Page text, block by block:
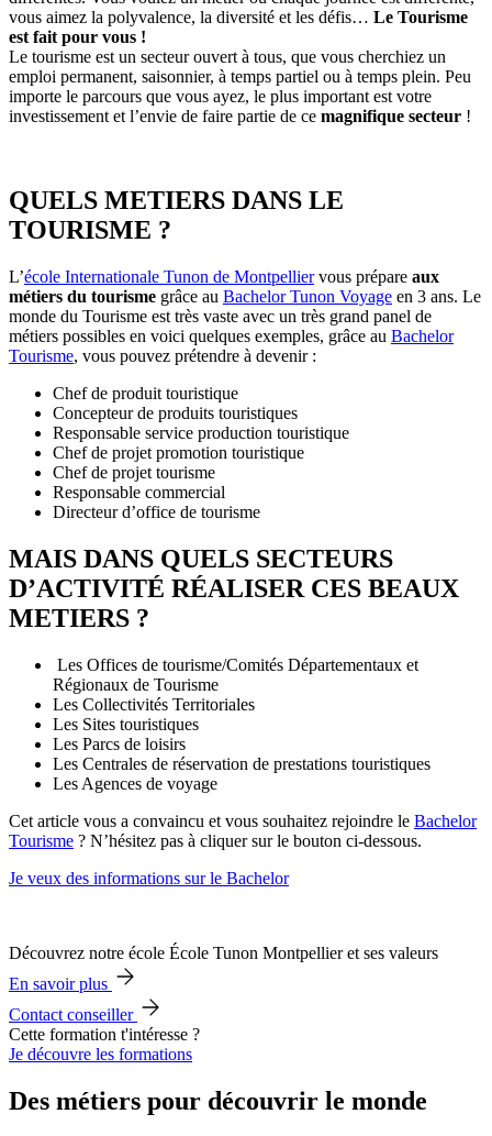
vous aimez la polyvalence, la diversité et les défis… Le Tourisme
est fait pour vous !
Le tourisme est un secteur ouvert à tous, que vous cherchiez un
emploi permanent, saisonnier, à temps partiel ou à temps plein. Peu
importe le parcours que vous ayez, le plus important est votre
investissement et l’envie de faire partie de ce magnifique secteur !
QUELS METIERS DANS LE
TOURISME ?
L’école Internationale Tunon de Montpelliervous prépare aux
métiers du tourisme grâce au Bachelor Tunon Voyage en 3 ans. Le
monde du Tourisme est très vaste avec un très grand panel de
métiers possibles en voici quelques exemples, grâce au Bachelor
Tourisme, vous pouvez prétendre à devenir :
Chef de produit touristique
Concepteur de produits touristiques
Responsable service production touristique
Chef de projet promotion touristique
Chef de projet tourisme
Responsable commercial
Directeur d’office de tourisme
MAIS DANS QUELS SECTEURS
D’ACTIVITÉ RÉALISER CES BEAUX
METIERS ?
Les Offices de tourisme/Comités Départementaux et
Régionaux de Tourisme
Les Collectivités Territoriales
Les Sites touristiques
Les Parcs de loisirs
Les Centrales de réservation de prestations touristiques
Les Agences de voyage
Cet article vous a convaincu et vous souhaitez rejoindre le Bachelor
Tourisme ? N’hésitez pas à cliquer sur le bouton ci-dessous.
Je veux des informations sur le Bachelor
Découvrez notre école École Tunon Montpellier et ses valeurs
En savoir plus
Contact conseiller
Cette formation t'intéresse ?
Je découvre les formations
Des métiers pour découvrir le monde